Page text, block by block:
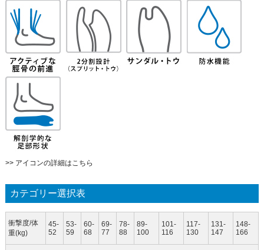
>> アイコンの詳細はこちら
カテゴリー選択表
衝撃度/体
重(kg)
45-
52
53-
59
60-
68
69-
77
78-
88
89-
100
101-
116
117-
130
131-
147
148-
166